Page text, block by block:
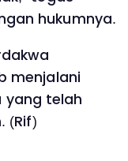
hukumnya.
menjalani
yang telah
(Rif)